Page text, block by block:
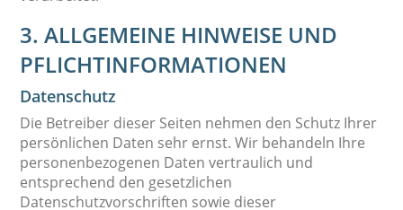
3. ALLGEMEINE HINWEISE UND
PFLICHT­INFORMATIONEN
Datenschutz
Die Betreiber dieser Seiten nehmen den Schutz Ihrer
persönlichen Daten sehr ernst. Wir behandeln Ihre
personenbezogenen Daten vertraulich und
entsprechend den gesetzlichen
Datenschutzvorschriften sowie dieser